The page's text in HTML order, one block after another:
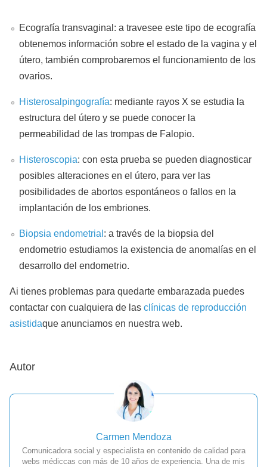
Ecografía transvaginal: a travesee este tipo de ecografía
obtenemos información sobre el estado de la vagina y el
útero, también comprobaremos el funcionamiento de los
ovarios.
Histerosalpingografía: mediante rayos X se estudia la
estructura del útero y se puede conocer la
permeabilidad de las trompas de Falopio.
Histeroscopia: con esta prueba se pueden diagnosticar
posibles alteraciones en el útero, para ver las
posibilidades de abortos espontáneos o fallos en la
implantación de los embriones.
Biopsia endometrial : a través de la biopsia del
endometrio estudiamos la existencia de anomalías en el
desarrollo del endometrio.
Ai tienes problemas para quedarte embarazada puedes
contactar con cualquiera de las clínicas de reproducción
asistidaque anunciamos en nuestra web.
Autor
Carmen Mendoza
Comunicadora social y especialista en contenido de calidad para
webs médiccas con más de 10 años de experiencia. Una de mis